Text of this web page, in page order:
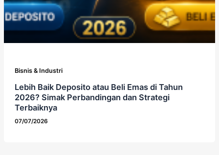
Bisnis & Industri
Lebih Baik Deposito atau Beli Emas di Tahun
2026? Simak Perbandingan dan Strategi
Terbaiknya
07/07/2026